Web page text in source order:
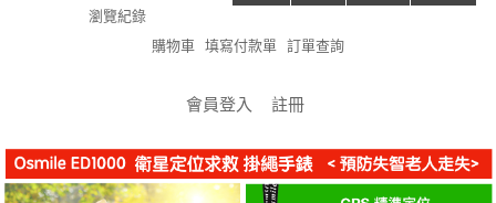
瀏覽紀錄
購物車 填寫付款單 訂單查詢
會員登入 註冊